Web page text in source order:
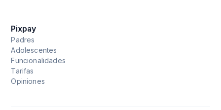
Pixpay
Padres
Adolescentes
Funcionalidades
Tarifas
Opiniones